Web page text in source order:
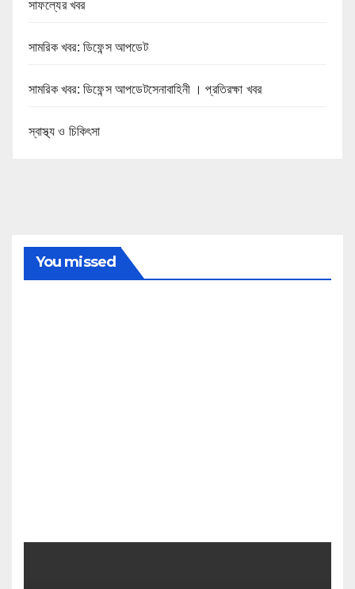
সাফল্যের খবর
সামরিক খবর: ডিফেন্স আপডেট
সামরিক খবর: ডিফেন্স আপডেটসেনাবাহিনী । প্রতিরক্ষা খবর
স্বাস্থ্য ও চিকিৎসা
You missed